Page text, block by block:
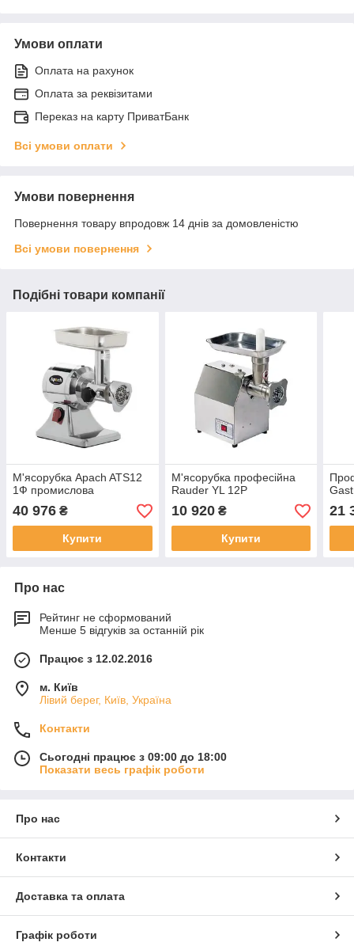
Умови оплати
Оплата на рахунок
Оплата за реквізитами
Переказ на карту ПриватБанк
Всі умови оплати
Умови повернення
Повернення товару впродовж 14 днів за домовленістю
Всі умови повернення
Подібні товари компанії
М'ясорубка Apach ATS12
1Ф промислова
40 976 ₴
Купити
М'ясорубка професійна
Rauder YL 12P
10 920₴
Купити
21
Про нас
Рейтинг не сформований
Менше 5 відгуків за останній рік
Працює з 12.02.2016
м. Київ
Лівий берег, Київ, Україна
Контакти
Сьогодні працює з 09:00 до 18:00
Показати весь графік роботи
Про нас
Контакти
Доставка та оплата
Графік роботи